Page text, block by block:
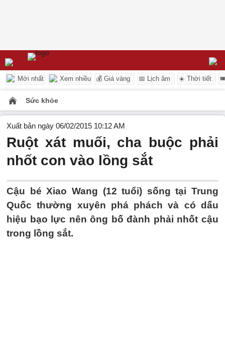
Mới nhất Xem nhiều 💰 Giá vàng 📅 Lịch âm ☀️ Thời tiết
Sức khỏe
Xuất bản ngày 06/02/2015 10:12 AM
Ruột xát muối, cha buộc phải
nhốt con vào lồng sắt
Cậu bé Xiao Wang (12 tuổi) sống tại Trung
Quốc thường xuyên phá phách và có dấu
hiệu bạo lực nên ông bố đành phải nhốt cậu
trong lồng sắt.